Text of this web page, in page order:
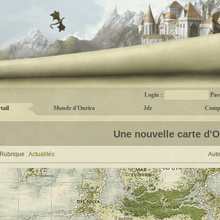
Login :
Monde d'Oneira Jdr
Une nouvelle carte
Rubrique :Actualités